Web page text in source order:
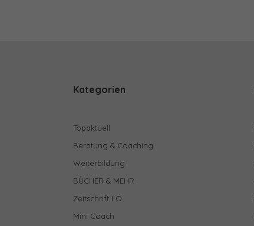
Kategorien
Topaktuell
Beratung & Coaching
Weiterbildung
BÜCHER & MEHR
Zeitschrift LO
Mini Coach